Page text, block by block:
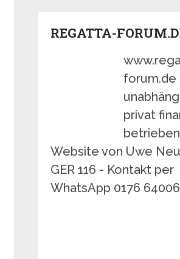
REGATTA-
forum.de
privat
Website von Uwe
GER 116 - Kontakt per
WhatsApp 0176